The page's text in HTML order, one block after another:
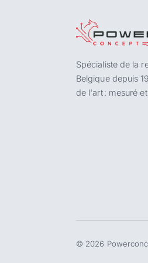
Spécialiste de la
Belgique depuis
de l'art : mesuré
© 2026